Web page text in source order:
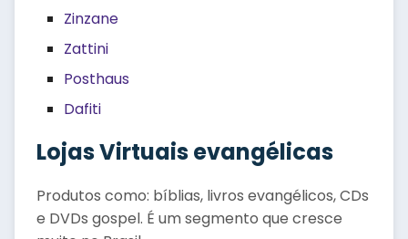
Zinzane
Zattini
Posthaus
Dafiti
Lojas Virtuais evangélicas
Produtos como: bíblias, livros evangélicos, CDs
e DVDs gospel. É um segmento que cresce